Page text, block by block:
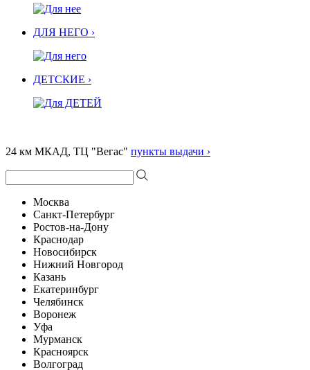
ДЛЯ НЕГО ›
ДЕТСКИЕ ›
24 км МКАД, ТЦ "Вегас" пункты выдачи ›
Москва
Санкт-Петербург
Ростов-на-Дону
Краснодар
Новосибирск
Нижний Новгород
Казань
Екатеринбург
Челябинск
Воронеж
Уфа
Мурманск
Красноярск
Волгоград